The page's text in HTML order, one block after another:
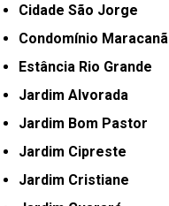
Cidade São Jorge
Condomínio Maracanã
Estância Rio Grande
Jardim Alvorada
Jardim Bom Pastor
Jardim Cipreste
Jardim Cristiane